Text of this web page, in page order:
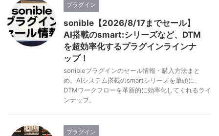
プラグイン
sonible【2026/8/17までセール】
AI搭載のsmart:シリーズなど、DTM
を超効率化するプラグインラインナ
ップ！
sonibleプラグインのセール情報・購入方法まと
め。AIシステム搭載のsmartシリーズを筆頭に、
DTMワークフローを革新的に効率化してくれるライ
ンナップ。
プラグイン